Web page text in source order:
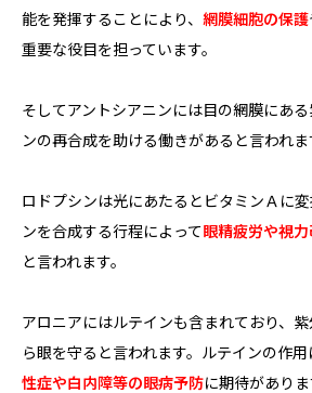
能を発揮することにより、 網膜細胞の保護
重要な役目を担っています。
そしてアントシアニンには目の網膜にあ
ンの再合成を助ける働きがあると言われま
ロドプシンは光にあたるとビタミンＡに
ンを合成する行程によって 眼精疲労や視
と言われます。
アロニアにはルテインも含まれており、
ら眼を守ると言われます。ルテインの作用
性症や白内障等の眼病予防に期待がありま